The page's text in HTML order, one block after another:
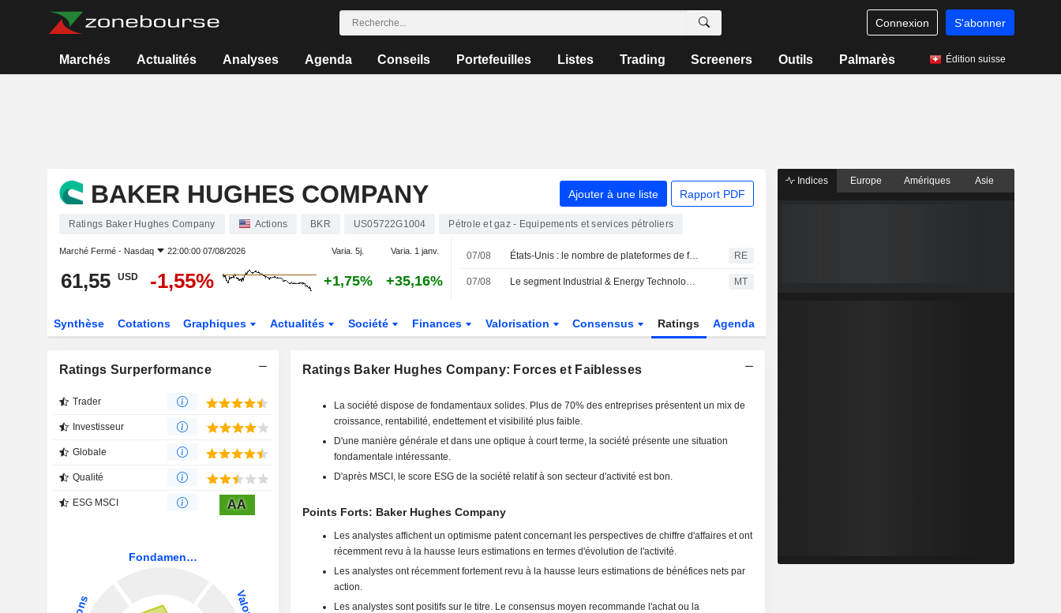
Connexion S'abonner
Marchés Actualités Analyses Agenda Conseils Portefeuilles Listes Trading Screeners Outils Palmarès Édition suisse
BAKER HUGHES COMPANY Ajouter à une liste Rapport PDF
Ratings Baker Hughes Company Actions BKR US05722G1004 Pétrole et gaz - Equipements et services pétroliers
Marché Fermé - Nasdaq 22:00:00 07/08/2026 Varia. 5j. Varia. 1 janv.
61,55 USD -1,55% +1,75% +35,16%
07/08 États-Unis : le nombre de plateformes de forage reste inchangé cette semaine, selon Baker Hughes RE
07/08 Le segment Industrial & Energy Technology de Baker Hughes devrait stimuler la croissance, selon Morgan Stanley MT
Synthèse Cotations Graphiques Actualités Société Finances Valorisation Consensus Ratings Agenda
Ratings Surperformance
Trader
Investisseur
Globale
Qualité
ESG MSCI AA
Ratings Baker Hughes Company: Forces et Faiblesses
La société dispose de fondamentaux solides. Plus de 70% des entreprises présentent un mix de
croissance, rentabilité, endettement et visibilité plus faible.
D'une manière générale et dans une optique à court terme, la société présente une situation
fondamentale intéressante.
D'après MSCI, le score ESG de la société relatif à son secteur d'activité est bon.
Points Forts: Baker Hughes Company
Les analystes affichent un optimisme patent concernant les perspectives de chiffre d'affaires et ont
récemment revu à la hausse leurs estimations en termes d'évolution de l'activité.
Les analystes ont récemment fortement revu à la hausse leurs estimations de bénéfices nets par
action.
Les analystes sont positifs sur le titre. Le consensus moyen recommande l'achat ou la
Indices Europe Amériques Asie